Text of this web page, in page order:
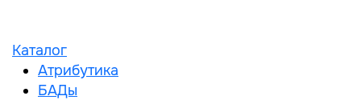
Каталог
Атрибутика
БАДы